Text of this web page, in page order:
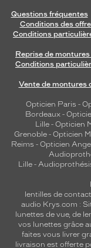
Questions fréquentes
Conditions des
Conditions
Reprise de
Conditions
Vente de montures
Opticien Paris -
Bordeaux-
Lille - Opticien
Grenoble - Opticien
Reims - Opticien
Lille-
lentilles de contact
audio Krys.com :
lunettes de vue, de
vos lunettes grâce
faites vous livrer
livraison est offerte